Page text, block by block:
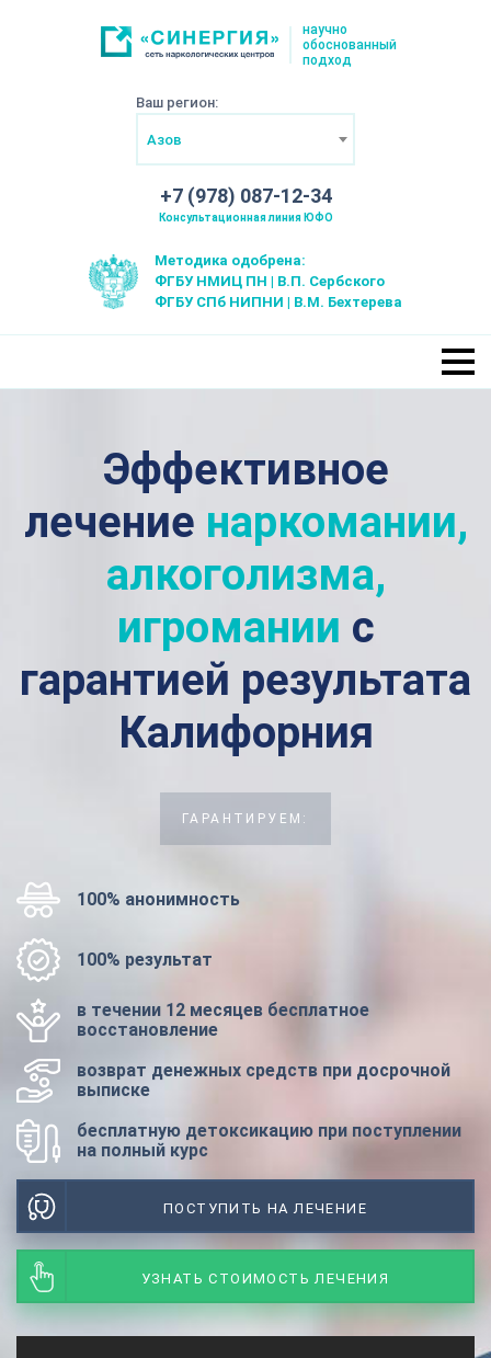
научно
обоснованный
подход
Ваш регион:
Азов
+7 (978) 087-12-34
Консультационная линия ЮФО
Методика одобрена:
ФГБУ НМИЦ ПН | В.П. Сербского
ФГБУ СПб НИПНИ | В.М. Бехтерева
Эффективное
лечение наркомании,
алкоголизма,
игромании с
гарантией результата
Калифорния
ГАРАНТИРУЕМ:
100% анонимность
100% результат
в течении 12 месяцев бесплатное
восстановление
возврат денежных средств при досрочной
выписке
бесплатную детоксикацию при поступлении
на полный курс
ПОСТУПИТЬ НА ЛЕЧЕНИЕ
УЗНАТЬ СТОИМОСТЬ ЛЕЧЕНИЯ